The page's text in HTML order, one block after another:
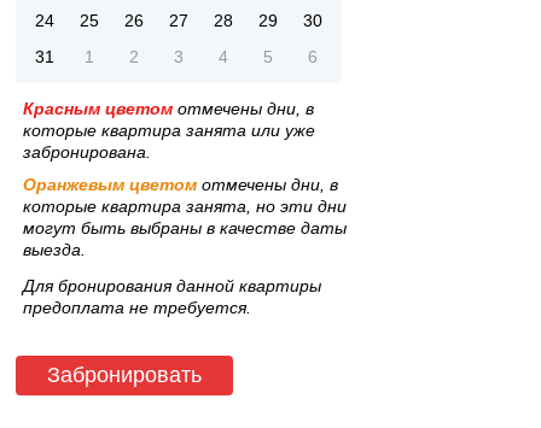
24
25 26 27 28 29
30
31
1 2 3 4 5 6
Красным цветом отмечены дни, в
которые квартира занята или уже
забронирована.
Оранжевым цветом отмечены дни, в
которые квартира занята, но эти дни
могут быть выбраны в качестве даты
выезда.
Для бронирования данной квартиры
предоплата не требуется.
Забронировать